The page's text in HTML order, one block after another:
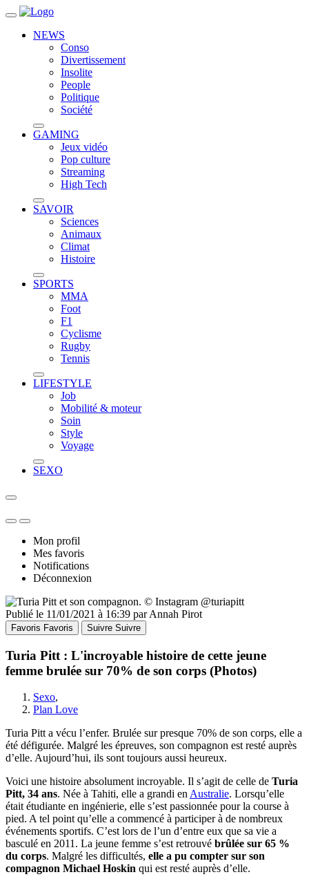
NEWS
Conso
Divertissement
Insolite
People
Politique
Société
GAMING
Jeux vidéo
Pop culture
Streaming
High Tech
SAVOIR
Sciences
Animaux
Climat
Histoire
SPORTS
MMA
Foot
F1
Cyclisme
Rugby
Tennis
LIFESTYLE
Job
Mobilité & moteur
Soin
Style
Voyage
SEXO
Mon profil
Mes favoris
Notifications
Déconnexion
© Instagram @turiapitt
Publié le 11/01/2021 à 16:39 par Annah Pirot
Favoris Favoris Suivre Suivre
Turia Pitt : L'incroyable histoire de cette jeune
femme brulée sur 70% de son corps (Photos)
Sexo,
Plan Love
Turia Pitt a vécu l’enfer. Brulée sur presque 70% de son corps, elle a
été défigurée. Malgré les épreuves, son compagnon est resté auprès
d’elle. Aujourd’hui, ils sont toujours aussi heureux.
Voici une histoire absolument incroyable. Il s’agit de celle de Turia
Pitt, 34 ans. Née à Tahiti, elle a grandi enAustralie. Lorsqu’elle
était étudiante en ingénierie, elle s’est passionnée pour la course à
pied. A tel point qu’elle a commencé à participer à de nombreux
événements sportifs. C’est lors de l’un d’entre eux que sa vie a
basculé en 2011. La jeune femme s’est retrouvé brûlée sur 65 %
du corps. Malgré les difficultés, elle a pu compter sur son
compagnon Michael Hoskin qui est resté auprès d’elle.